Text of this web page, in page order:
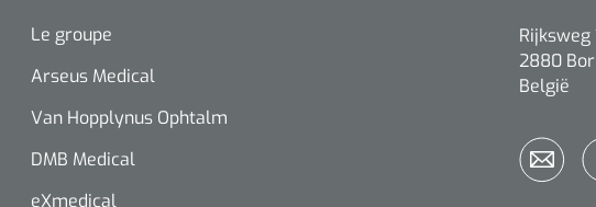
Le groupe
Arseus Medical
Van Hopplynus Ophtalm
DMB Medical
eXmedical
Rijksweg
2880
België